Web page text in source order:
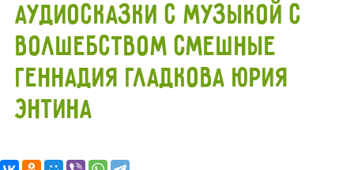
АУДИОСКАЗКИ С МУЗЫКОЙ С
ВОЛШЕБСТВОМ СМЕШНЫЕ
ГЕННАДИЯ ГЛАДКОВА ЮРИЯ
ЭНТИНА